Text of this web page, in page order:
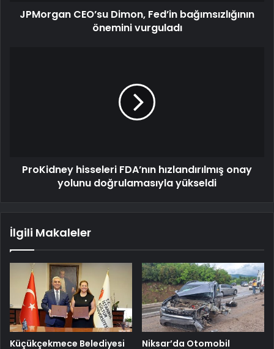
JPMorgan CEO’su Dimon, Fed’in bağımsızlığının
önemini vurguladı
ProKidney hisseleri FDA’nın hızlandırılmış onay
yolunu doğrulamasıyla yükseldi
İlgili Makaleler
Küçükçekmece Belediyesi
Niksar’da Otomobil